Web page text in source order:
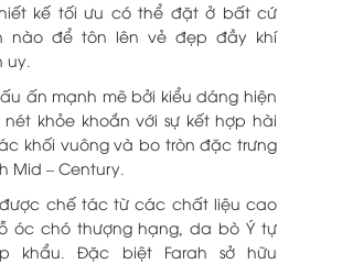
kế tối ưu có thể đặt ở bất cứ
nào để tôn lên vẻ đẹp đầy khí
ấn mạnh mẽ bởi kiểu dáng hiện
khỏe khoắn với sự kết hợp hài
khối vuông và bo tròn đặc trưng
Mid – Century.
chế tác từ các chất liệu cao
óc chó thượng hạng, da bò Ý tự
khẩu. Đặc biệt Farah sở hữu